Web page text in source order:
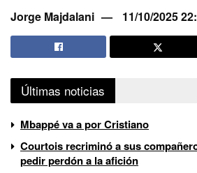
Jorge Majdalani 11/10/2025
Últimas noticias
Mbappé va a por Cristiano
Courtois recriminó a sus
pedir perdón a la afición